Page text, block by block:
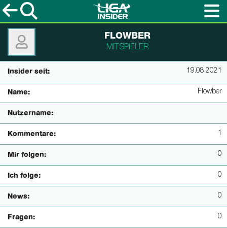
FLOWBER
MITSPIELER
Insider seit: 19.08.2021
Name: Flowber
Nutzername:
Kommentare: 1
Mir folgen: 0
Ich folge: 0
News: 0
Fragen: 0